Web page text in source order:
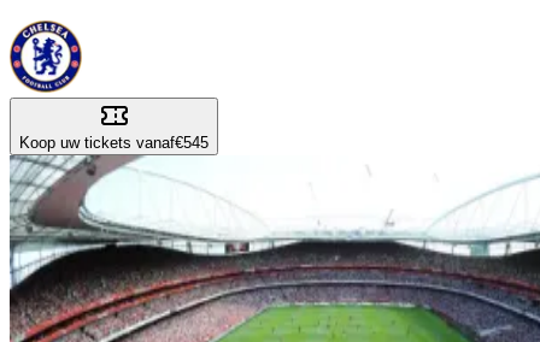
Koop uw tickets vanaf€545